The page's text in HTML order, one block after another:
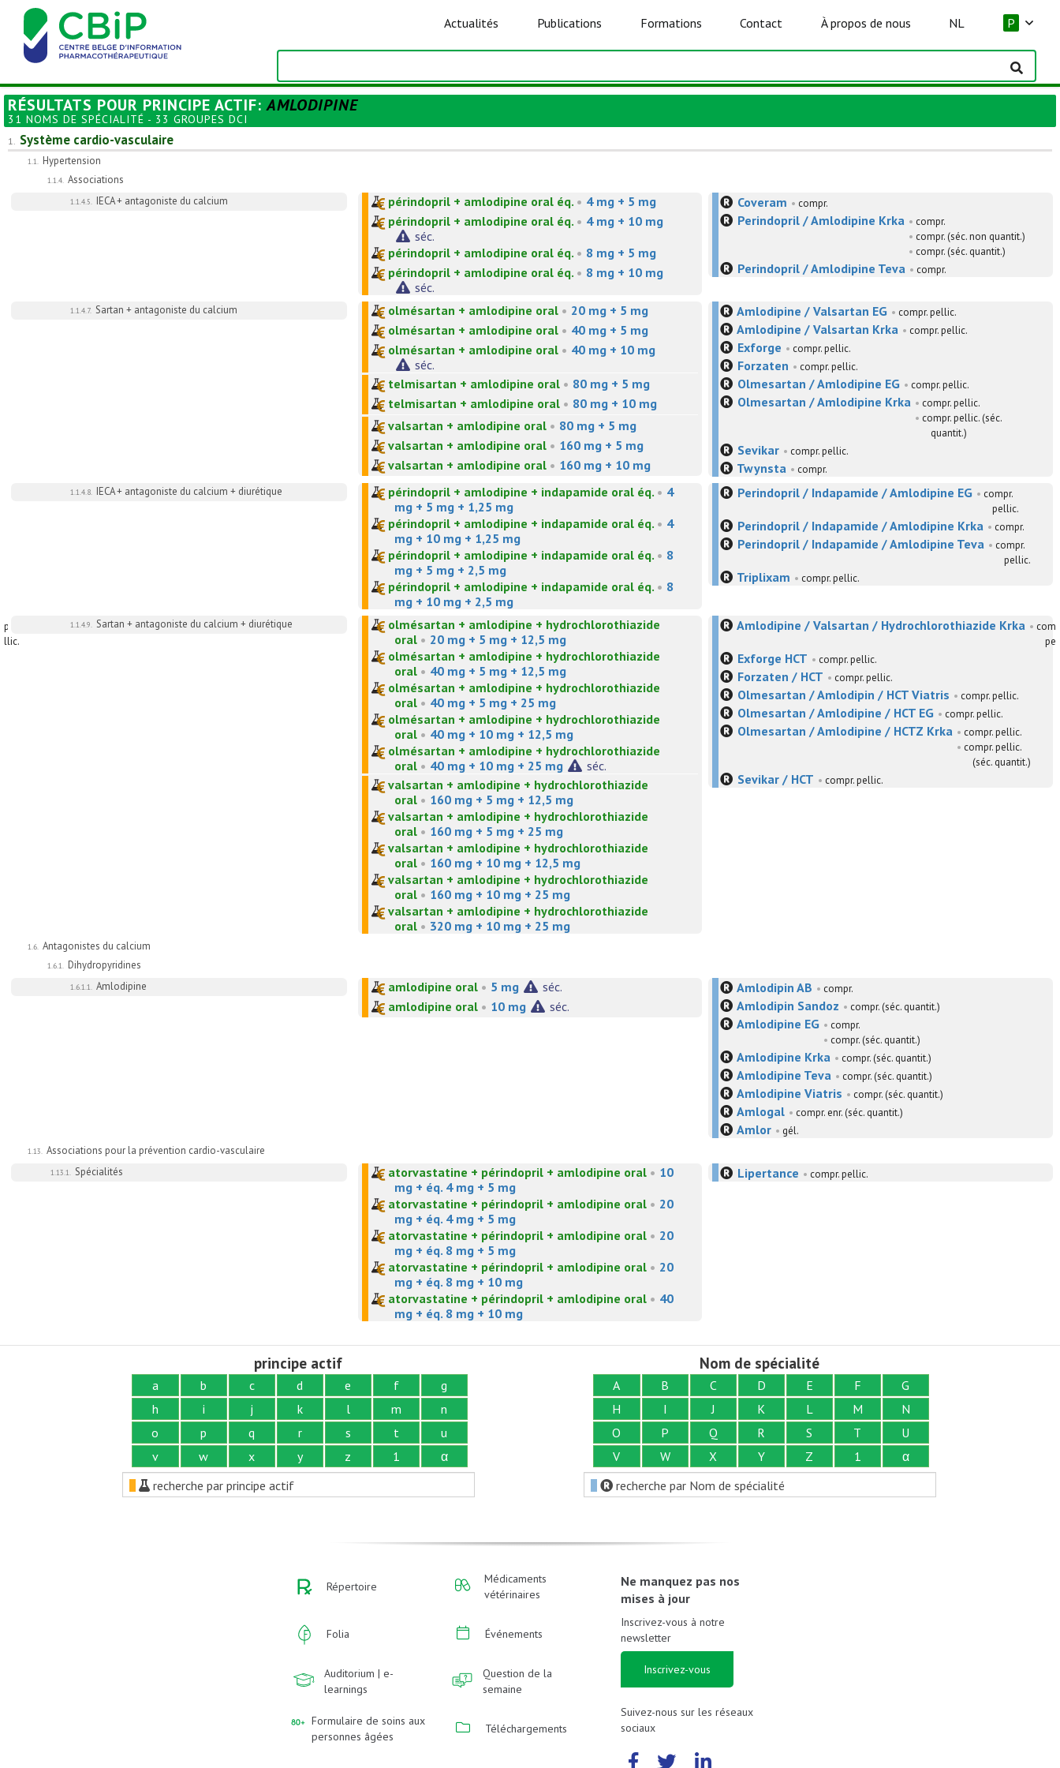
Actualités Publications Formations Contact À propos de nous NL P
RÉSULTATS POUR PRINCIPE ACTIF:AMLODIPINE
31 NOMS DE SPÉCIALITÉ - 33 GROUPES DCI
1. Système cardio-vasculaire
1.1. Hypertension
1.1.4. Associations
1.1.4.5. IECA + antagoniste du calcium périndopril + amlodipine oral éq.• 4 mg + 5 mg
périndopril + amlodipine oral éq.• 4 mg + 10 mg
séc.
périndopril + amlodipine oral éq.• 8 mg + 5 mg
périndopril + amlodipine oral éq.• 8 mg + 10 mg
séc.
Coveram • compr.
Perindopril / Amlodipine Krka • compr.
• compr. (séc. non quantit.)
• compr. (séc. quantit.)
Perindopril / Amlodipine Teva • compr.
1.1.4.7. Sartan + antagoniste du calcium olmésartan + amlodipine oral• 20 mg + 5 mg
olmésartan + amlodipine oral• 40 mg + 5 mg
olmésartan + amlodipine oral• 40 mg + 10 mg
séc.
telmisartan + amlodipine oral• 80 mg + 5 mg
telmisartan + amlodipine oral• 80 mg + 10 mg
valsartan + amlodipine oral• 80 mg + 5 mg
valsartan + amlodipine oral• 160 mg + 5 mg
valsartan + amlodipine oral• 160 mg + 10 mg
Amlodipine / Valsartan EG • compr. pellic.
Amlodipine / Valsartan Krka • compr. pellic.
Exforge • compr. pellic.
Forzaten • compr. pellic.
Olmesartan / Amlodipine EG • compr. pellic.
Olmesartan / Amlodipine Krka • compr. pellic.
• compr. pellic. (séc.
quantit.)
Sevikar • compr. pellic.
Twynsta • compr.
1.1.4.8. IECA + antagoniste du calcium + diurétique périndopril + amlodipine + indapamide oral éq.• 4
mg + 5 mg + 1,25 mg
périndopril + amlodipine + indapamide oral éq.• 4
mg + 10 mg + 1,25 mg
périndopril + amlodipine + indapamide oral éq.• 8
mg + 5 mg + 2,5 mg
périndopril + amlodipine + indapamide oral éq.• 8
mg + 10 mg + 2,5 mg
Perindopril / Indapamide / Amlodipine EG • compr.
pellic.
Perindopril / Indapamide / Amlodipine Krka • compr.
Perindopril / Indapamide / Amlodipine Teva • compr.
pellic.
Triplixam • compr. pellic.
1.1.4.9. Sartan + antagoniste du calcium + diurétique
olmésartan + amlodipine + hydrochlorothiazide
oral• 20 mg + 5 mg + 12,5 mg
olmésartan + amlodipine + hydrochlorothiazide
oral• 40 mg + 5 mg + 12,5 mg
olmésartan + amlodipine + hydrochlorothiazide
oral• 40 mg + 5 mg + 25 mg
olmésartan + amlodipine + hydrochlorothiazide
oral• 40 mg + 10 mg + 12,5 mg
olmésartan + amlodipine + hydrochlorothiazide
oral• 40 mg + 10 mg + 25 mg
séc.
valsartan + amlodipine + hydrochlorothiazide
oral• 160 mg + 5 mg + 12,5 mg
valsartan + amlodipine + hydrochlorothiazide
oral• 160 mg + 5 mg + 25 mg
valsartan + amlodipine + hydrochlorothiazide
oral• 160 mg + 10 mg + 12,5 mg
valsartan + amlodipine + hydrochlorothiazide
oral• 160 mg + 10 mg + 25 mg
valsartan + amlodipine + hydrochlorothiazide
oral• 320 mg + 10 mg + 25 mg
Amlodipine / Valsartan / Hydrochlorothiazide Krka •
Exforge HCT • compr. pellic.
Forzaten / HCT • compr. pellic.
Olmesartan / Amlodipin / HCT Viatris • compr. pellic.
Olmesartan / Amlodipine / HCT EG • compr. pellic.
Olmesartan / Amlodipine / HCTZ Krka • compr. pellic.
• compr. pellic.
(séc. quantit.)
Sevikar / HCT • compr. pellic.
1.6. Antagonistes du calcium
1.6.1. Dihydropyridines
1.6.1.1. Amlodipine amlodipine oral• 5 mg
séc.
amlodipine oral• 10 mg séc.
Amlodipin AB • compr.
Amlodipin Sandoz • compr. (séc. quantit.)
Amlodipine EG • compr.
• compr. (séc. quantit.)
Amlodipine Krka • compr. (séc. quantit.)
Amlodipine Teva • compr. (séc. quantit.)
Amlodipine Viatris • compr. (séc. quantit.)
Amlogal • compr. enr. (séc. quantit.)
Amlor • gél.
1.13. Associations pour la prévention cardio-vasculaire
1.13.1. Spécialités atorvastatine + périndopril + amlodipine oral• 10
mg + éq. 4 mg + 5 mg
atorvastatine + périndopril + amlodipine oral• 20
mg + éq. 4 mg + 5 mg
atorvastatine + périndopril + amlodipine oral• 20
mg + éq. 8 mg + 5 mg
atorvastatine + périndopril + amlodipine oral• 20
mg + éq. 8 mg + 10 mg
atorvastatine + périndopril + amlodipine oral• 40
mg + éq. 8 mg + 10 mg
Lipertance • compr. pellic.
principe actif
a b c d e f
g
h
i j k l m
n
o
p q r s t
u
v
w x y z 1
α
recherche par principe actif
Nom de spécialité
A B C D E F
G
H
I J K L M
N
O
P Q R S T
U
V
W X Y Z 1
α
recherche par Nom de spécialité
Répertoire
Folia
Auditorium | e-
learnings
Formulaire de soins aux
personnes âgées
Médicaments
vétérinaires
Événements
Question de la
semaine
Téléchargements
Ne manquez pas nos
mises à jour
Inscrivez-vous à notre
newsletter
Inscrivez-vous
Suivez-nous sur les réseaux
sociaux